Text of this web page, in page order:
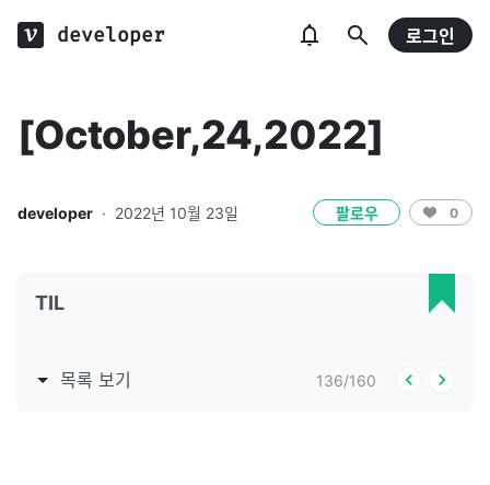
developer 로그인
[October,24,2022]
developer · 2022년 10월 23일 팔로우 0
TIL
목록 보기 136/160